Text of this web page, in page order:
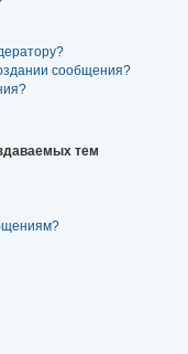
сообщения?
тем